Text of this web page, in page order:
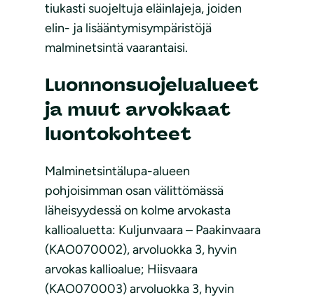
tiukasti suojeltuja eläinlajeja, joiden
elin- ja lisääntymisympäristöjä
malminetsintä vaarantaisi.
Luonnonsuojelualueet
ja muut arvokkaat
luontokohteet
Malminetsintälupa-alueen
pohjoisimman osan välittömässä
läheisyydessä on kolme arvokasta
kallioaluetta: Kuljunvaara – Paakinvaara
(KAO070002), arvoluokka 3, hyvin
arvokas kallioalue; Hiisvaara
(KAO070003) arvoluokka 3, hyvin